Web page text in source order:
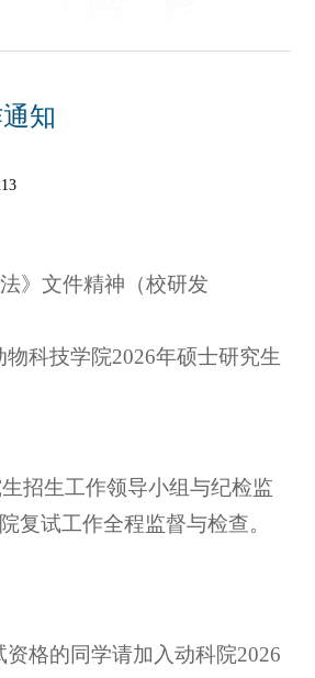
知
》文件精神（校研发
科技学院2026年硕士研究生
招生工作领导小组与纪检监
复试工作全程监督与检查。
格的同学请加入动科院2026